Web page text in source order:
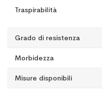
Traspirabilità
Grado di resistenza
Morbidezza
Misure disponibili